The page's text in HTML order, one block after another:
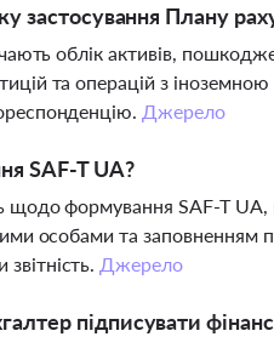
застосування Плану
облік активів,
та операцій з
Джерело
SAF-T UA?
щодо формування SAF-T
особами та заповненням
Джерело
підписувати